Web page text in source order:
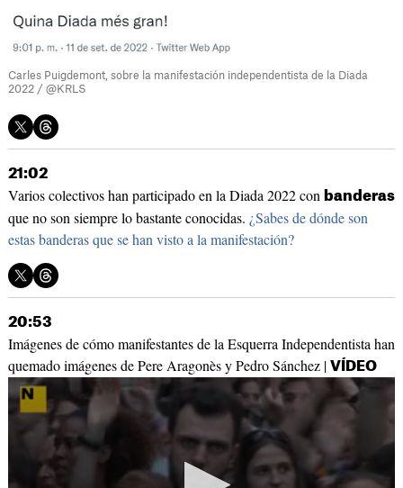
Carles Puigdemont, sobre la manifestación independentista de la Diada
2022 / @KRLS
21:02
Varios colectivos han participado en la Diada 2022 con banderas
que no son siempre lo bastante conocidas. ¿Sabes de dónde son
estas banderas que se han visto a la manifestación?
20:53
Imágenes de cómo manifestantes de la Esquerra Independentista han
quemado imágenes de Pere Aragonès y Pedro Sánchez | VÍDEO